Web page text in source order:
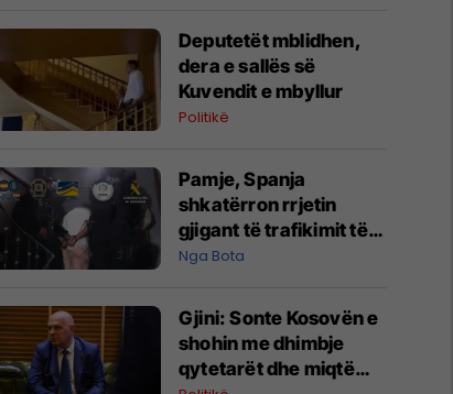
Deputetët mblidhen,
dera e sallës së
Kuvendit e mbyllur
Politikë
Pamje, Spanja
shkatërron rrjetin
gjigant të trafikimit të
emigrantëve dhe
Nga Bota
Gjini: Sonte Kosovën e
shohin me dhimbje
qytetarët dhe miqtë